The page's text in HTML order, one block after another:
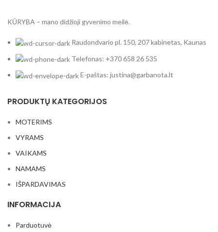
KŪRYBA – mano didžioji gyvenimo meilė.
Raudondvario pl. 150, 207 kabinetas, Kaunas
Telefonas: +370 658 26 535
E-paštas: justina@garbanota.lt
PRODUKTŲ KATEGORIJOS
MOTERIMS
VYRAMS
VAIKAMS
NAMAMS
IŠPARDAVIMAS
INFORMACIJA
Parduotuvė